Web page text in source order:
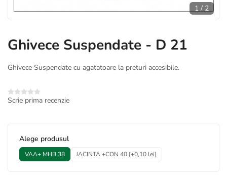
1 / 2
Ghivece Suspendate - D 21
Ghivece Suspendate cu agatatoare la preturi accesibile.
Scrie prima recenzie
Alege produsul
VAA+ MHB 38 JACINTA +CON 40 [+0,10 lei]